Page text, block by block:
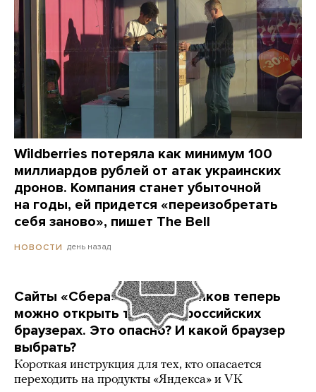
Wildberries потеряла как минимум 100
миллиардов рублей от атак украинских
дронов. Компания станет убыточной
на годы, ей придется «переизобретать
себя заново», пишет The Bell
НОВОСТИ день назад
Сайты «Сбера» и других банков теперь
можно открыть только в российских
браузерах. Это опасно? И какой браузер
выбрать?
Короткая инструкция для тех, кто опасается
переходить на продукты «Яндекса» и VK